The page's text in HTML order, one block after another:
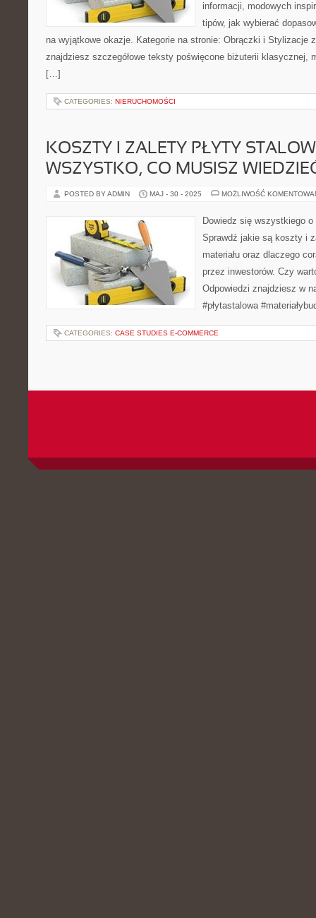
informacji, modowych
tipów, jak wybierać
na wyjątkowe okazje. Kategorie na stronie: Obrączki i Stylizacje
znajdziesz szczegółowe teksty poświęcone biżuterii klasycznej,
[…]
CATEGORIES: NIERUCHOMOŚCI
KOSZTY I ZALETY PŁYTY
WSZYSTKO, CO MUSISZ
POSTED BY ADMIN MAJ - 30 - 2025 MOŻLIWOŚĆ
Dowiedz się wszystkiego
Sprawdź jakie są koszty i
materiału oraz dlaczego
przez inwestorów. Czy
Odpowiedzi znajdziesz w
#płytastalowa
CATEGORIES: CASE STUDIES E-COMMERCE